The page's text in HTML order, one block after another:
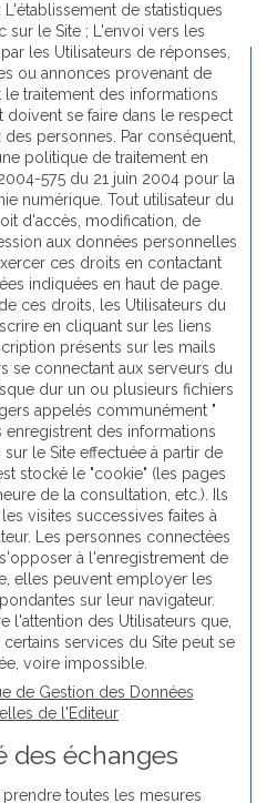
de statistiques
sur le Site ; L'envoi vers les
les Utilisateurs de réponses,
ou annonces provenant de
traitement des informations
doivent se faire dans le respect
personnes. Par conséquent,
politique de traitement en
575 du 21 juin 2004 pour la
numérique. Tout utilisateur du
d'accès, modification, de
aux données personnelles
ces droits en contactant
indiquées en haut de page.
ces droits, les Utilisateurs du
en cliquant sur les liens
présents sur les mails
se connectant aux serveurs du
dur un ou plusieurs fichiers
appelés communément "
enregistrent des informations
le Site effectuée à partir de
stocké le "cookie" (les pages
de la consultation, etc.). Ils
visites successives faites à
Les personnes connectées
à l'enregistrement de
elles peuvent employer les
sur leur navigateur.
l'attention des Utilisateurs que,
services du Site peut se
voire impossible.
de Gestion des Données
de l'Editeur
des échanges
prendre toutes les mesures